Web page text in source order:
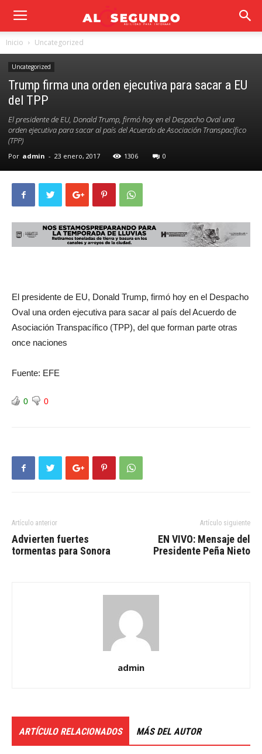
Inicio Uncategorized
Uncategorized
Trump firma una orden ejecutiva para sacar a EU
del TPP
El presidente de EU, Donald Trump, firmó hoy en el Despacho Oval una
orden ejecutiva para sacar al país del Acuerdo de Asociación Transpacífico
(TPP)
Por admin - 23 enero, 2017 1306 0
El presidente de EU, Donald Trump, firmó hoy en el Despacho
Oval una orden ejecutiva para sacar al país del Acuerdo de
Asociación Transpacífico (TPP), del que forman parte otras
once naciones
Fuente: EFE
0 0
Artículo anterior
Advierten fuertes
tormentas para Sonora
Artículo siguiente
EN VIVO: Mensaje del
Presidente Peña Nieto
admin
ARTÍCULO RELACIONADOS MÁS DEL AUTOR